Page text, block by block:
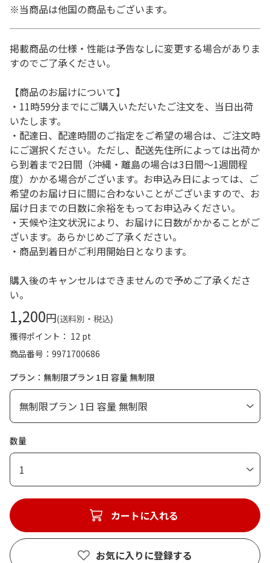
※当商品は他国の商品もございます。
掲載商品の仕様・性能は予告なしに変更する場合がありま
すのでご了承ください。
【商品のお届けについて】
・11時59分までにご購入いただいたご注文を、当日出荷
いたします。
・配達日、配達時間のご指定をご希望の場合は、ご注文時
にご選択ください。ただし、配送先住所によっては出荷か
ら到着まで2日間（沖縄・離島の場合は3日間～1週間程
度）かかる場合がございます。お申込み日によっては、ご
希望のお届け日に間に合わないことがございますので、お
届け日までの日数に余裕をもってお申込みください。
・天候や注文状況により、お届けに日数がかかることがご
ざいます。あらかじめご了承ください。
・商品到着日がご利用開始日となります。
購入後のキャンセルはできませんので予めご了承くださ
い。
1,200円(送料別・税込)
獲得ポイント： 12 pt
商品番号
9971700686
プラン：無制限プラン 1日 容量 無制限
数量
1
カートに入れる
お気に入りに登録する